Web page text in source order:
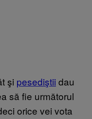
şi pesediştii dau
să fie următorul
orice vei vota